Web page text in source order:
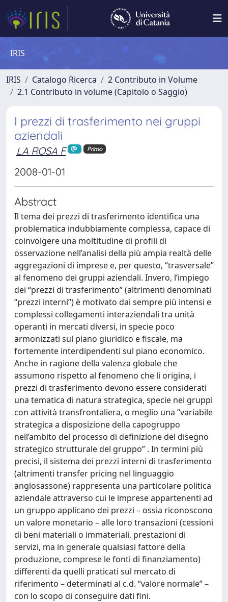
IRIS
IRIS Catalogo Ricerca
2 Contributo in Volume
2.1 Contributo in volume (Capitolo o Saggio)
I prezzi di trasferimento nei gruppi
aziendali
LA ROSA F Primo
2008-01-01
Abstract
Il tema dei prezzi di trasferimento identifica una
problematica indubbiamente complessa, capace di
coinvolgere una moltitudine di profili di
osservazione nell’analisi della più ampia realtà delle
aggregazioni di imprese e, per questo, “trasversale”
al fenomeno dei gruppi aziendali. Invero, l’impiego
dei “prezzi di trasferimento” (altrimenti denominati
“prezzi interni”) è motivato dai sempre più intensi e
complessi collegamenti interaziendali tra unità
operanti in mercati diversi, in specie poco
armonizzati sul piano giuridico e fiscale, ma
fortemente interdipendenti sul piano economico.
Anche in ragione della valenza globale che
assumono rispetto al fenomeno che li origina, i
prezzi di trasferimento devono essere considerati
una tematica di natura strategica, specie nei gruppi
con attività transfrontaliera, o meglio una “variabile
strategica a disposizione della capogruppo
nell’ambito del processo di definizione del disegno
strategico strutturale del gruppo” . In termini più
precisi, il sistema dei prezzi interni di trasferimento
(altrimenti transfer pricing nel linguaggio
anglosassone) rappresenta una particolare politica
aziendale attraverso cui le imprese appartenenti ad
un gruppo applicano dei prezzi – ossia riconoscono
un valore monetario – alle loro transazioni (cessioni
di beni materiali o immateriali, prestazioni di
servizi, ma in generale qualsiasi fattore della
produzione, comprese le fonti di finanziamento)
differenti da quelli praticati sul mercato di
riferimento – determinati al c.d. “valore normale” –
con lo scopo di conseguire dati fini.